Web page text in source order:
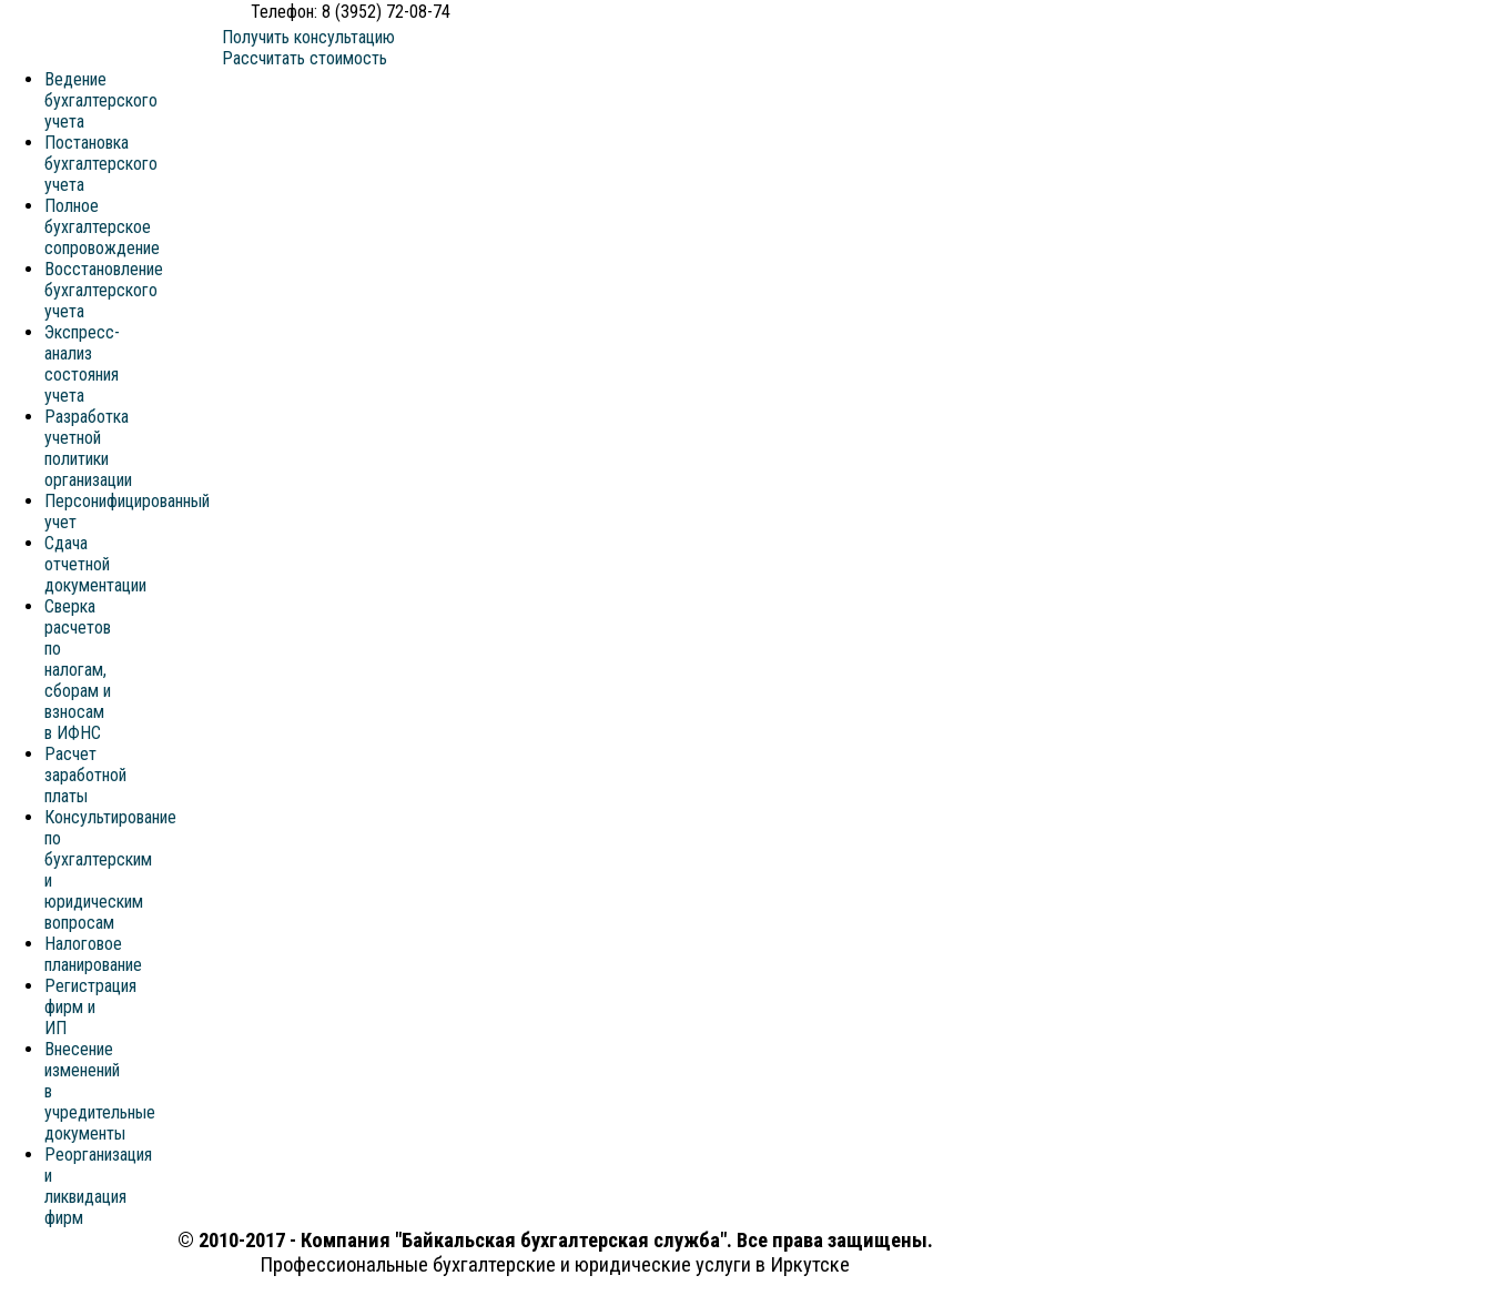
Телефон: 8 (3952) 72-08-74
Получить консультацию
Рассчитать стоимость
Ведение
бухгалтерского
учета
Постановка
бухгалтерского
учета
Полное
бухгалтерское
сопровождение
Восстановление
бухгалтерского
учета
Экспресс-
анализ
состояния
учета
Разработка
учетной
политики
организации
Персонифицированный
учет
Сдача
отчетной
документации
Сверка
расчетов
по
налогам,
сборам и
взносам
в ИФНС
Расчет
заработной
платы
Консультирование
по
бухгалтерским
и
юридическим
вопросам
Налоговое
планирование
Регистрация
фирм и
ИП
Внесение
изменений
в
учредительные
документы
Реорганизация
и
ликвидация
фирм
© 2010-2017 - Компания "Байкальская бухгалтерская служба". Все права защищены.
Профессиональные бухгалтерские и юридические услуги в Иркутске